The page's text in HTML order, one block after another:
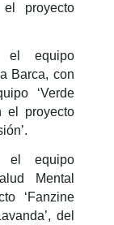
proyecto
el equipo
Barca, con
‘Verde
el proyecto
el equipo
Mental
‘Fanzine
del